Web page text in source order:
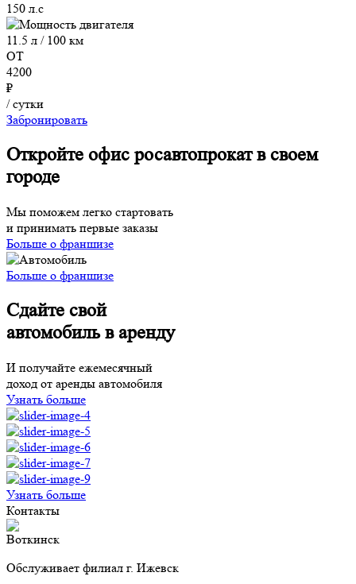
150 л.с
11.5 л / 100 км
ОТ
4200
₽
/ сутки
Забронировать
Откройте офис росавтопрокат в своем
городе
Мы поможем легко стартовать
и принимать первые заказы
Больше о франшизе
Больше о франшизе
Сдайте свой
автомобиль в аренду
И получайте ежемесячный
доход от аренды автомобиля
Узнать больше
Узнать больше
Контакты
Воткинск
Обслуживает филиал г. Ижевск